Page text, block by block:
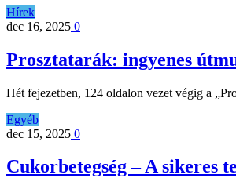
Hírek
dec 16, 2025 0
Prosztatarák: ingyenes
Hét fejezetben, 124 oldalon vezet végig a
Egyéb
dec 15, 2025 0
Cukorbetegség – A sikeres